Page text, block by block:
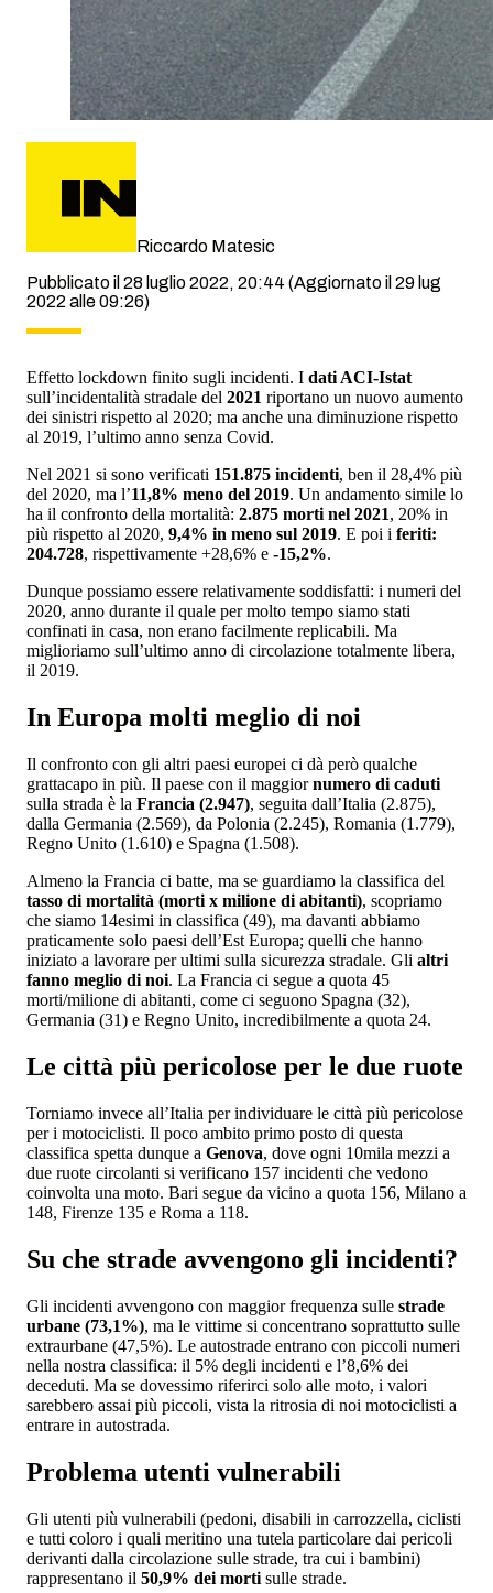
Riccardo Matesic
Pubblicato il 28 luglio 2022, 20:44 (Aggiornato il 29 lug
2022 alle 09:26)
Effetto lockdown finito sugli incidenti. I dati ACI-Istat
sull’incidentalità stradale del 2021 riportano un nuovo aumento
dei sinistri rispetto al 2020; ma anche una diminuzione rispetto
al 2019, l’ultimo anno senza Covid.
Nel 2021 si sono verificati 151.875 incidenti, ben il 28,4% più
del 2020, ma l’11,8% meno del 2019. Un andamento simile lo
ha il confronto della mortalità: 2.875 morti nel 2021, 20% in
più rispetto al 2020, 9,4% in meno sul 2019. E poi i feriti:
204.728, rispettivamente +28,6% e -15,2%.
Dunque possiamo essere relativamente soddisfatti: i numeri del
2020, anno durante il quale per molto tempo siamo stati
confinati in casa, non erano facilmente replicabili. Ma
miglioriamo sull’ultimo anno di circolazione totalmente libera,
il 2019.
In Europa molti meglio di noi
Il confronto con gli altri paesi europei ci dà però qualche
grattacapo in più. Il paese con il maggiornumero di caduti
sulla strada è la Francia (2.947), seguita dall’Italia (2.875),
dalla Germania (2.569), da Polonia (2.245), Romania (1.779),
Regno Unito (1.610) e Spagna (1.508).
Almeno la Francia ci batte, ma se guardiamo la classifica del
tasso di mortalità (morti x milione di abitanti), scopriamo
che siamo 14esimi in classifica (49), ma davanti abbiamo
praticamente solo paesi dell’Est Europa; quelli che hanno
iniziato a lavorare per ultimi sulla sicurezza stradale. Gli altri
fanno meglio di noi. La Francia ci segue a quota 45
morti/milione di abitanti, come ci seguono Spagna (32),
Germania (31) e Regno Unito, incredibilmente a quota 24.
Le città più pericolose per le due ruote
Torniamo invece all’Italia per individuare le città più pericolose
per i motociclisti. Il poco ambito primo posto di questa
classifica spetta dunque a Genova, dove ogni 10mila mezzi a
due ruote circolanti si verificano 157 incidenti che vedono
coinvolta una moto. Bari segue da vicino a quota 156, Milano a
148, Firenze 135 e Roma a 118.
Su che strade avvengono gli incidenti?
Gli incidenti avvengono con maggior frequenza sulle strade
urbane (73,1%), ma le vittime si concentrano soprattutto sulle
extraurbane (47,5%). Le autostrade entrano con piccoli numeri
nella nostra classifica: il 5% degli incidenti e l’8,6% dei
deceduti. Ma se dovessimo riferirci solo alle moto, i valori
sarebbero assai più piccoli, vista la ritrosia di noi motociclisti a
entrare in autostrada.
Problema utenti vulnerabili
Gli utenti più vulnerabili (pedoni, disabili in carrozzella, ciclisti
e tutti coloro i quali meritino una tutela particolare dai pericoli
derivanti dalla circolazione sulle strade, tra cui i bambini)
rappresentano il 50,9% dei morti sulle strade.